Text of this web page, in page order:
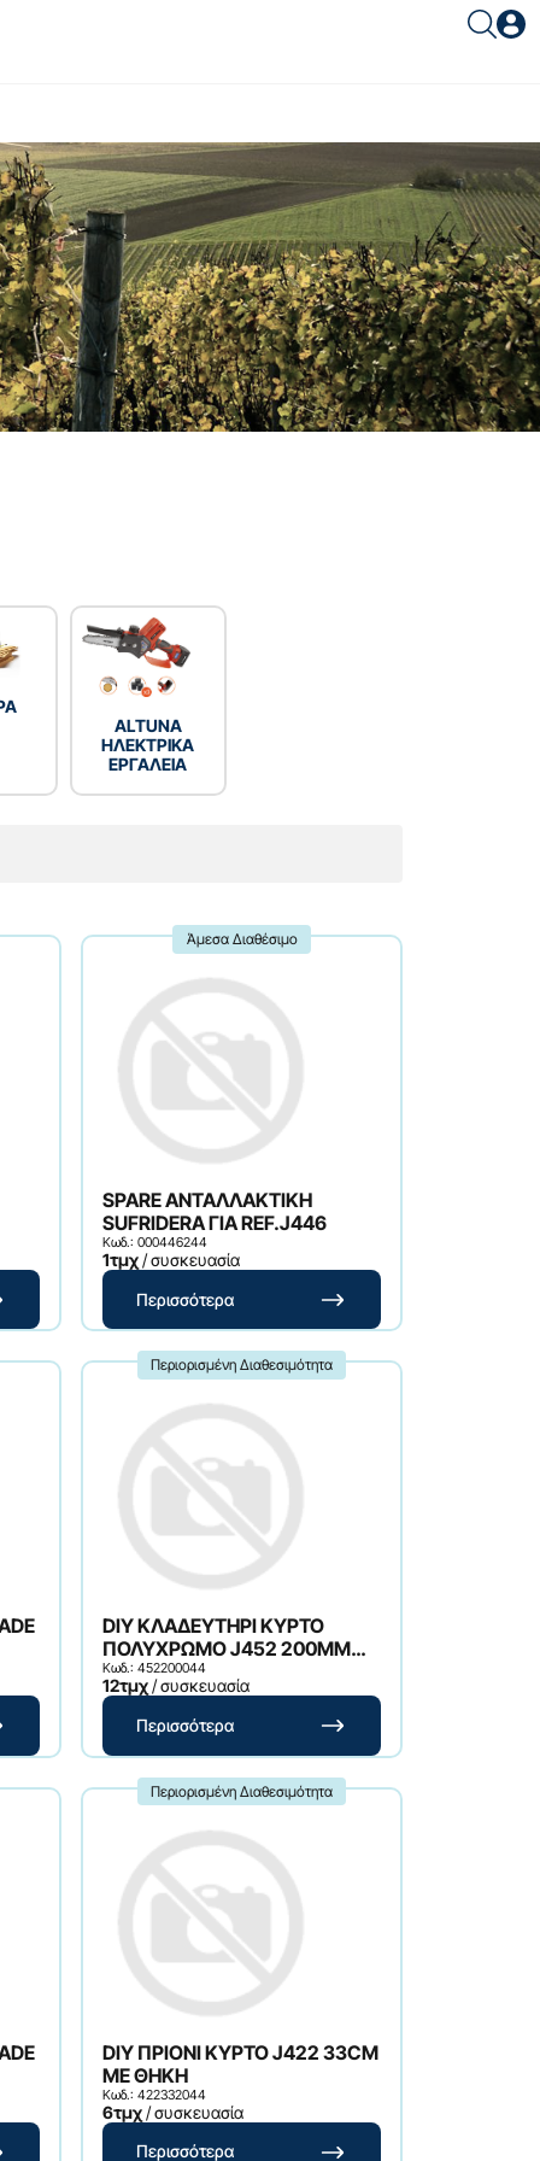
Είσοδος
Ξέχασες το password;
ALTUNA
ΗΛΕΚΤΡΙΚΑ
ΕΡΓΑΛΕΙΑ
Άμεσα Διαθέσιμο
SPARE ΑΝΤΑΛΛΑΚΤΙΚΗ
SUFRIDERA ΓΙΑ REF.J446
Κωδ.: 000446244
1τμχ/ συσκευασία
Περισσότερα
Περιορισμένη Διαθεσιμότητα
DIY ΚΛΑΔΕΥΤΗΡΙ ΚΥΡΤΟ
ΠΟΛΥΧΡΩΜΟ J452 200MM
225GR 20MM
Κωδ.: 452200044
12τμχ/ συσκευασία
Περισσότερα
Περιορισμένη Διαθεσιμότητα
DIY ΠΡΙΟΝΙ ΚΥΡΤΟ J422 33CM
ΜΕ ΘΗΚΗ
Κωδ.: 422332044
6τμχ/ συσκευασία
Περισσότερα